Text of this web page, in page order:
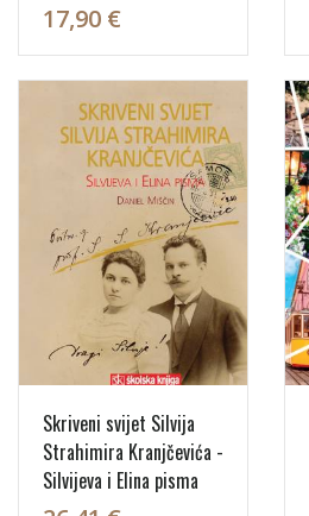
17,90 €
Skriveni svijet Silvija
Strahimira Kranjčevića -
Silvijeva i Elina pisma